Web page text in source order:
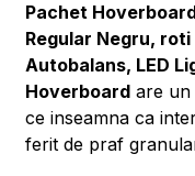
Pachet
Regular Negru,
Autobalans, LED
Hoverboard are un
ce inseamna ca
ferit de praf